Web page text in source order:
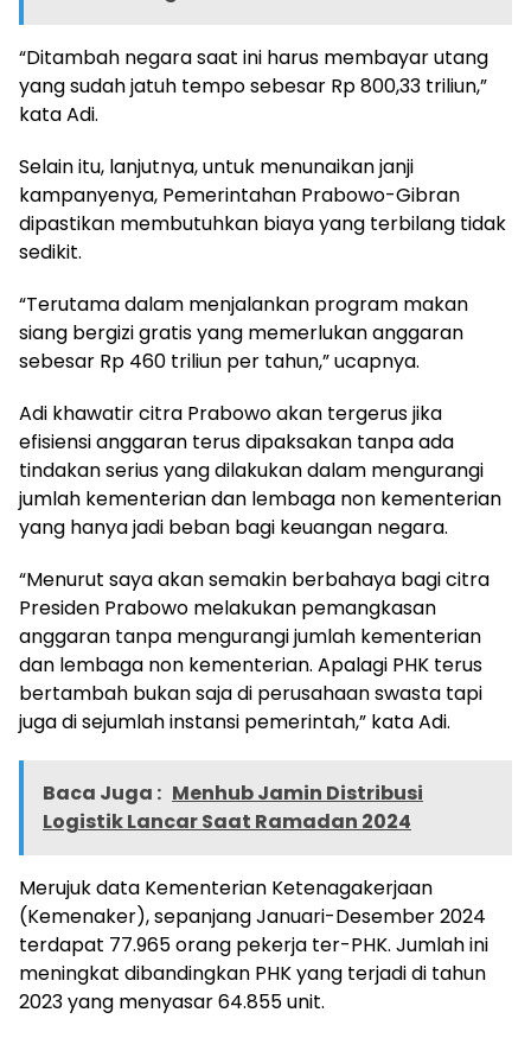
“Ditambah negara saat ini harus membayar utang
yang sudah jatuh tempo sebesar Rp 800,33 triliun,”
kata Adi.
Selain itu, lanjutnya, untuk menunaikan janji
kampanyenya, Pemerintahan Prabowo-Gibran
dipastikan membutuhkan biaya yang terbilang tidak
sedikit.
“Terutama dalam menjalankan program makan
siang bergizi gratis yang memerlukan anggaran
sebesar Rp 460 triliun per tahun,” ucapnya.
Adi khawatir citra Prabowo akan tergerus jika
efisiensi anggaran terus dipaksakan tanpa ada
tindakan serius yang dilakukan dalam mengurangi
jumlah kementerian dan lembaga non kementerian
yang hanya jadi beban bagi keuangan negara.
“Menurut saya akan semakin berbahaya bagi citra
Presiden Prabowo melakukan pemangkasan
anggaran tanpa mengurangi jumlah kementerian
dan lembaga non kementerian. Apalagi PHK terus
bertambah bukan saja di perusahaan swasta tapi
juga di sejumlah instansi pemerintah,” kata Adi.
Baca Juga : Menhub Jamin Distribusi
Logistik Lancar Saat Ramadan 2024
Merujuk data Kementerian Ketenagakerjaan
(Kemenaker), sepanjang Januari-Desember 2024
terdapat 77.965 orang pekerja ter-PHK. Jumlah ini
meningkat dibandingkan PHK yang terjadi di tahun
2023 yang menyasar 64.855 unit.